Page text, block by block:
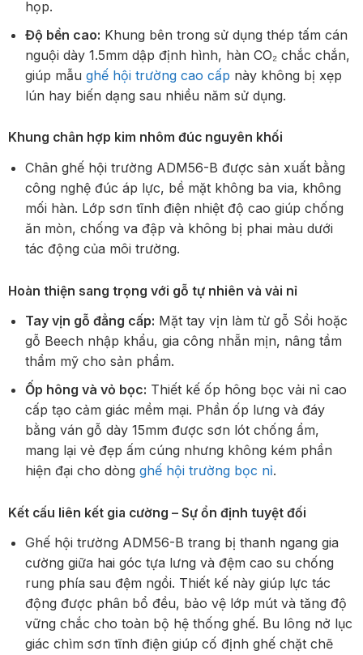
họp.
Độ bền cao: Khung bên trong sử dụng thép tấm cán
nguội dày 1.5mm dập định hình, hàn CO₂ chắc chắn,
giúp mẫu ghế hội trường cao cấp này không bị xẹp
lún hay biến dạng sau nhiều năm sử dụng.
Khung chân hợp kim nhôm đúc nguyên khối
Chân ghế hội trường ADM56-B được sản xuất bằng
công nghệ đúc áp lực, bề mặt không ba via, không
mối hàn. Lớp sơn tĩnh điện nhiệt độ cao giúp chống
ăn mòn, chống va đập và không bị phai màu dưới
tác động của môi trường.
Hoàn thiện sang trọng với gỗ tự nhiên và vải nỉ
Tay vịn gỗ đẳng cấp: Mặt tay vịn làm từ gỗ Sồi hoặc
gỗ Beech nhập khẩu, gia công nhẵn mịn, nâng tầm
thẩm mỹ cho sản phẩm.
Ốp hông và vỏ bọc: Thiết kế ốp hông bọc vải nỉ cao
cấp tạo cảm giác mềm mại. Phần ốp lưng và đáy
bằng ván gỗ dày 15mm được sơn lót chống ẩm,
mang lại vẻ đẹp ấm cúng nhưng không kém phần
hiện đại cho dòng ghế hội trường bọc nỉ.
Kết cấu liên kết gia cường – Sự ổn định tuyệt đối
Ghế hội trường ADM56-B trang bị thanh ngang gia
cường giữa hai góc tựa lưng và đệm cao su chống
rung phía sau đệm ngồi. Thiết kế này giúp lực tác
động được phân bổ đều, bảo vệ lớp mút và tăng độ
vững chắc cho toàn bộ hệ thống ghế. Bu lông nở lục
giác chìm sơn tĩnh điện giúp cố định ghế chặt chẽ